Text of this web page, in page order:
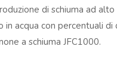
di schiuma ad alto
acqua con percentuali di
a schiuma JFC1000.